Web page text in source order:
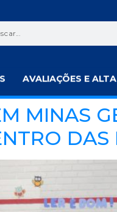
AVALIAÇÕES E
MINAS
DAS